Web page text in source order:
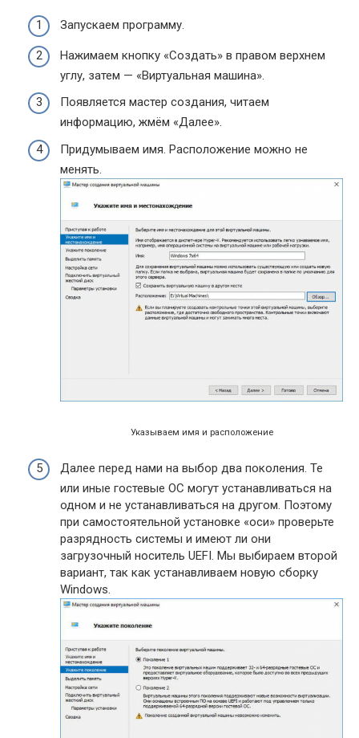
Запускаем программу.
Нажимаем кнопку «Создать» в правом верхнем
углу, затем — «Виртуальная машина».
Появляется мастер создания, читаем
информацию, жмём «Далее».
Придумываем имя. Расположение можно не
менять.
Указываем имя и расположение
Далее перед нами на выбор два поколения. Те
или иные гостевые ОС могут устанавливаться на
одном и не устанавливаться на другом. Поэтому
при самостоятельной установке «оси» проверьте
разрядность системы и имеют ли они
загрузочный носитель UEFI. Мы выбираем второй
вариант, так как устанавливаем новую сборку
Windows.